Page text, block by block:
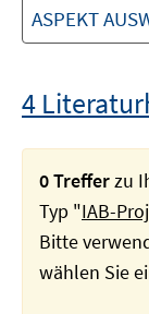
ASPEKT
4
0 Trefferzu
Typ "IAB-
Bitte
wählen Sie